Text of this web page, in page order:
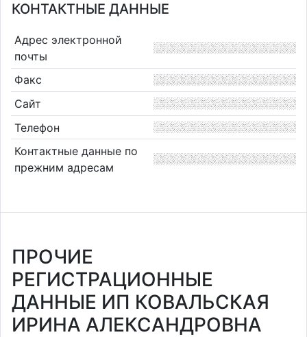
КОНТАКТНЫЕ ДАННЫЕ
Адрес электронной
почты
Факс
Сайт
Телефон
Контактные данные по
прежним адресам
ПРОЧИЕ
РЕГИСТРАЦИОННЫЕ
ДАННЫЕ ИП КОВАЛЬСКАЯ
ИРИНА АЛЕКСАНДРОВНА